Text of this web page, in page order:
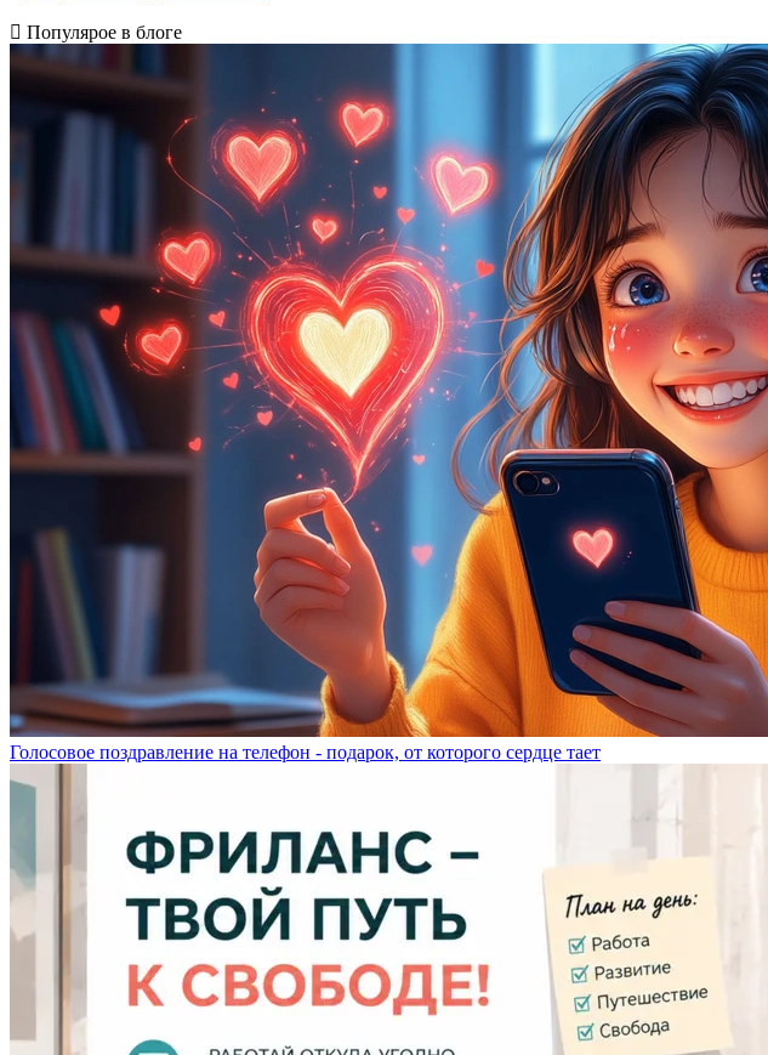
Популярое в блоге
Голосовое поздравление на телефон - подарок, от которого сердце тает